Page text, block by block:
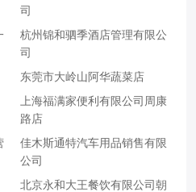
司
杭州锦和驷季酒店管理有限公
司
东莞市大岭山阿华蔬菜店
上海福满家便利有限公司周康
路店
佳木斯通特汽车用品销售有限
公司
北京永和大王餐饮有限公司朝